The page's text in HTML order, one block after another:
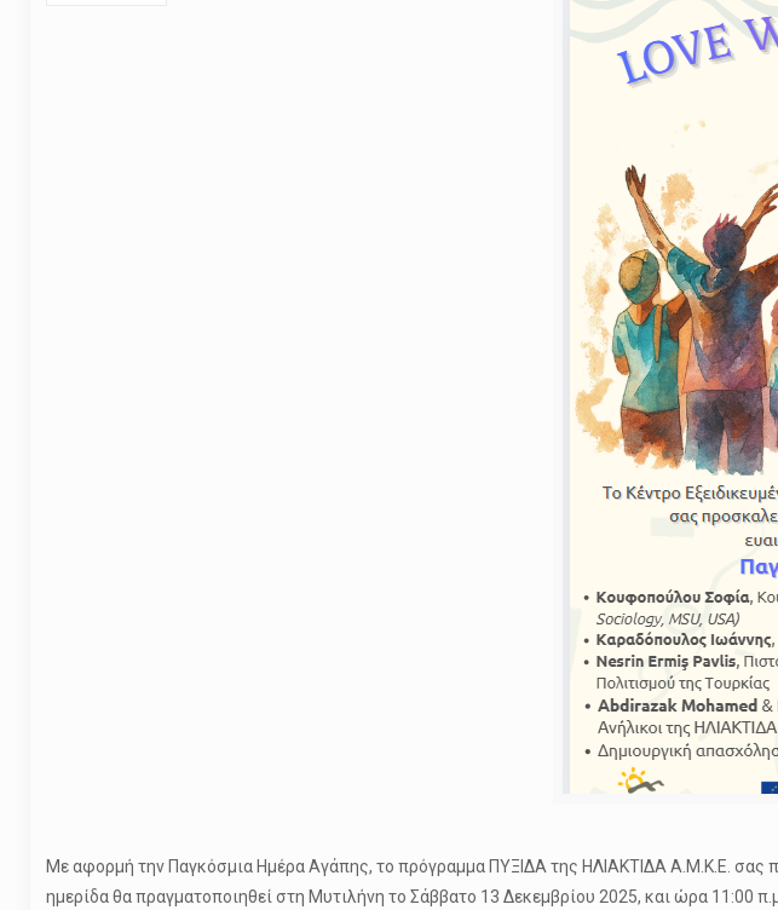
Με αφορμή την Παγκόσμια Ημέρα Αγάπης, το πρόγραμμα ΠΥΞΙΔΑ της ΗΛΙΑΚΤΙΔΑ Α.Μ.Κ.Ε. σας
ημερίδα θα πραγματοποιηθεί στη Μυτιλήνη το Σάββατο 13 Δεκεμβρίου 2025, και ώρα 11:00